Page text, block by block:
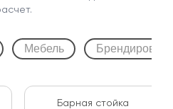
Мебель
Барная стойка